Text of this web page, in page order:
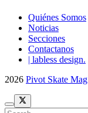
Quiénes Somos
Noticias
Secciones
Contactanos
| labless design.
2026 Pivot Skate Mag